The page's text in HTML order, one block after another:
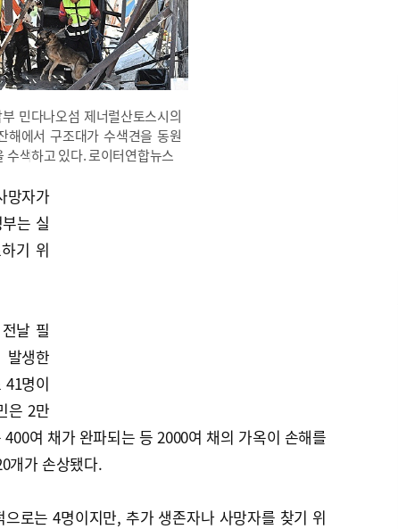
민다나오섬 제너럴산토스시의
해에서 구조대가 수색견을 동원
수색하고 있다. 로이터연합뉴스
망자가
는 실
기 위
날 필
발생한
명이
은 2만
여 채가 완파되는 등 2000여 채의 가옥이 손해를
개가 손상됐다.
로는 4명이지만, 추가 생존자나 사망자를 찾기 위